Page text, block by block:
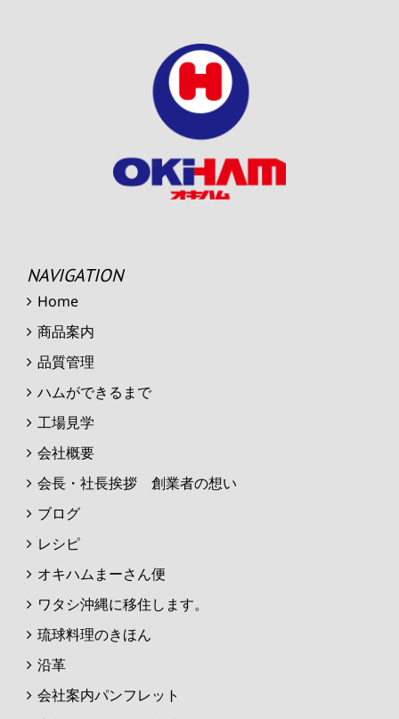
NAVIGATION
Home
商品案内
品質管理
ハムができるまで
工場見学
会社概要
会長・社長挨拶 創業者の想い
ブログ
レシピ
オキハムまーさん便
ワタシ沖縄に移住します。
琉球料理のきほん
沿革
会社案内パンフレット